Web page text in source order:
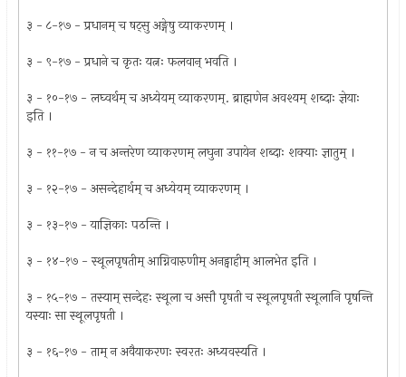
३ - ८-१७ - प्रधानम् च षट्सु अङ्गेषु व्याकरणम् ।
३ - ९-१७ - प्रधाने च कृतः यत्नः फलवान् भवति ।
३ - १०-१७ - लघ्वर्थम् च अध्येयम् व्याकरणम्. ब्राह्मणेन अवश्यम् शब्दाः ज्ञेयाः
इति ।
३ - ११-१७ - न च अन्तरेण व्याकरणम् लघुना उपायेन शब्दाः शक्याः ज्ञातुम् ।
३ - १२-१७ - असन्देहार्थम् च अध्येयम् व्याकरणम् ।
३ - १३-१७ - याज्ञिकाः पठन्ति ।
३ - १४-१७ - स्थूलपृषतीम् आग्निवारुणीम् अनड्वाहीम् आलभेत इति ।
३ - १५-१७ - तस्याम् सन्देहः स्थूला च असौ पृषती च स्थूलपृषती स्थूलानि पृषन्ति
यस्याः सा स्थूलपृषती ।
३ - १६-१७ - ताम् न अवैयाकरणः स्वरतः अध्यवस्यति ।